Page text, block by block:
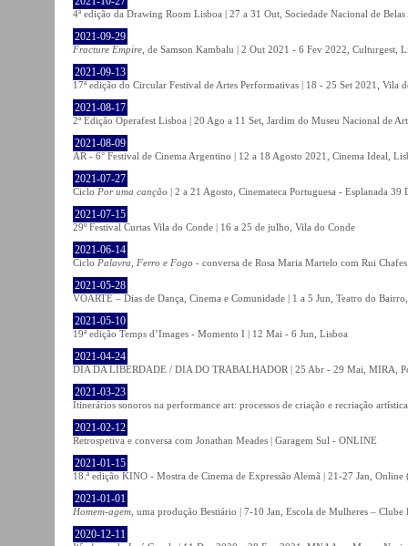
4ª edição da Drawing Room Lisboa | 27 a 31 Out, Sociedade Nacional de
2021-09-29
Fracture Empire , de Samson Kambalu | 2 Out 2021 - 6 Fev 2022, Culturgest,
2021-09-13
17ª edição do Circular Festival de Artes Performativas | 18 - 25 Set 2021, Vila
2021-08-17
2ª Edição Operafest Lisboa | 20 Ago a 11 Set, Jardim do Museu Nacional de
2021-08-09
AR - 6° Festival de Cinema Argentino | 12 a 18 Agosto 2021, Cinema Ideal,
2021-07-27
Ciclo Por uma canção | 2 a 21 Agosto, Cinemateca Portuguesa - Esplanada 39
2021-07-15
29º Festival Curtas Vila do Conde | 16 a 25 de julho, Vila do Conde
2021-06-14
Ciclo Palavra, Ferro e Fogo - conversa de Rosa Maria Martelo com Rui
2021-05-28
VOARTE – Dias de Dança, Cinema e Comunidade | 1 a 5 Jun, Teatro do
2021-05-10
19ª edição Temps d’Images - Momento I | 12 Mai - 6 Jun, Lisboa
2021-04-24
DIA DA LIBERDADE / DIA DO TRABALHADOR | 25 Abr - 29 Mai, MIRA,
2021-03-23
Itinerários sonoros na performance art: processos de criação e recriação
2021-02-12
Retrospetiva e conversa com Jonathan Meades | Garagem Sul - ONLINE
2021-01-15
18.ª edição KINO - Mostra de Cinema de Expressão Alemã | 21-27 Jan,
2021-01-01
Homem-agem , uma produção Bestiário | 7-10 Jan, Escola de Mulheres – Clube
2020-12-11